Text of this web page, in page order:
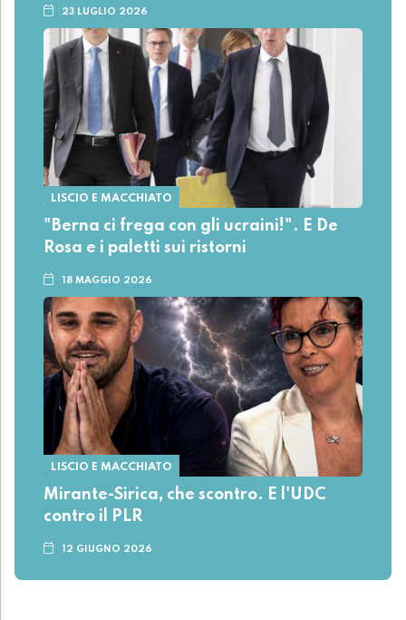
23 LUGLIO 2026
LISCIO E MACCHIATO
"Berna ci frega con gli ucraini!". E De
Rosa e i paletti sui ristorni
18 MAGGIO 2026
LISCIO E MACCHIATO
Mirante-Sirica, che scontro. E l'UDC
contro il PLR
12 GIUGNO 2026